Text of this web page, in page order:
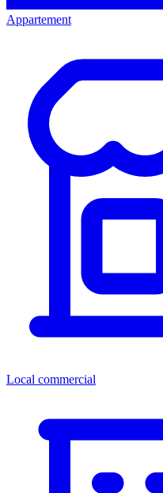
Appartement
Local commercial